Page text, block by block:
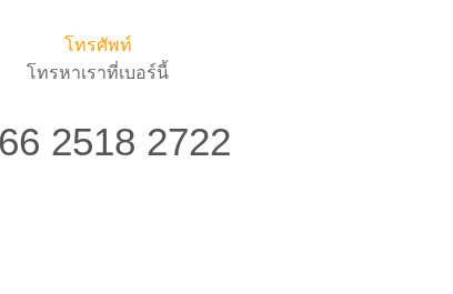
โทรศัพท์
โทรหาเราที่เบอร์นี้
2518 2722